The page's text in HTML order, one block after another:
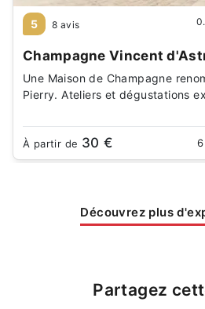
5 8 avis
Champagne Vincent
Une Maison de Champagne
Pierry. Ateliers et dégustations
À partir de 30 €
Découvrez plus
Partagez